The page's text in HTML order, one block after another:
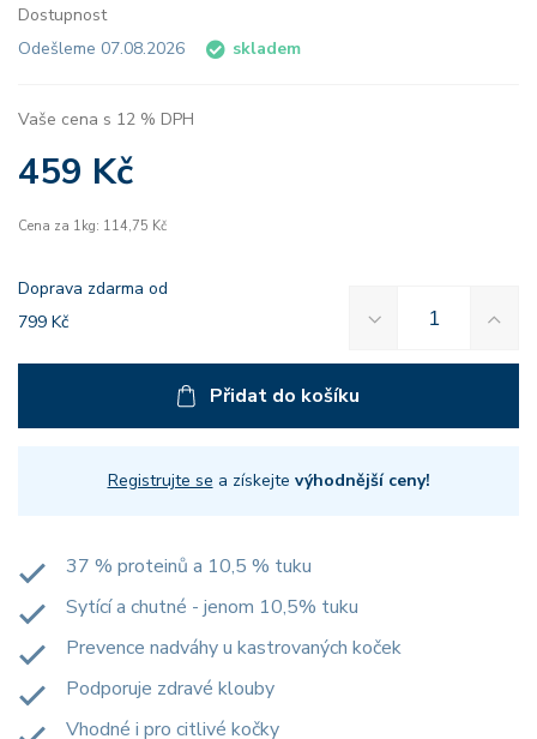
Dostupnost
Odešleme 07.08.2026
skladem
Vaše cena s 12 % DPH
459 Kč
Cena za 1kg: 114,75 Kč
Doprava zdarma od
799 Kč
Přidat do košíku
Registrujte se a získejte výhodnější ceny!
37 % proteinů a 10,5 % tuku
Sytící a chutné - jenom 10,5% tuku
Prevence nadváhy u kastrovaných koček
Podporuje zdravé klouby
Vhodné i pro citlivé kočky